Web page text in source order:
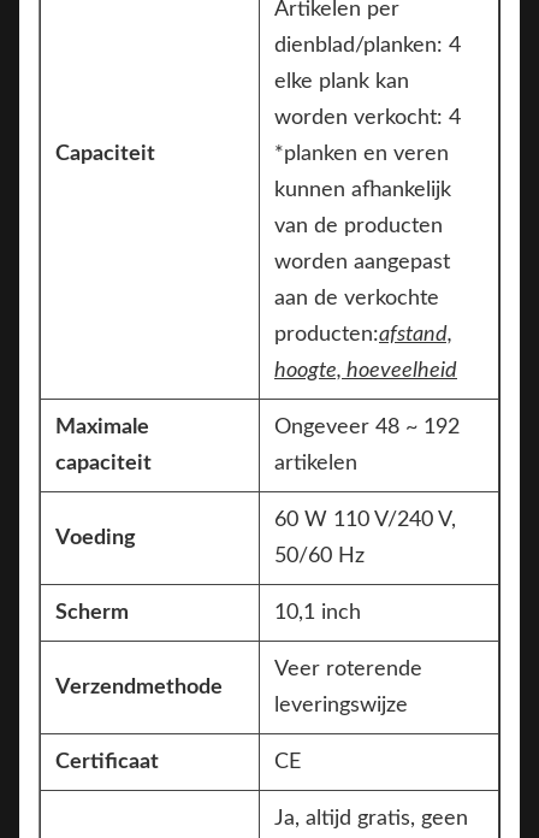
Capaciteit
Artikelen per
dienblad/planken: 4
elke plank kan
worden verkocht: 4
*planken en veren
kunnen afhankelijk
van de producten
worden aangepast
aan de verkochte
producten:afstand,
hoogte, hoeveelheid
Maximale
capaciteit
Ongeveer 48 ~ 192
artikelen
Voeding
60 W 110 V/240 V,
50/60 Hz
Scherm 10,1 inch
Verzendmethode
Veer roterende
leveringswijze
Certificaat CE
Ja, altijd gratis, geen